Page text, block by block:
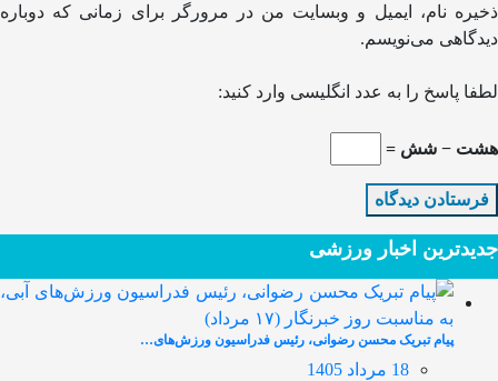
ذخیره نام، ایمیل و وبسایت من در مرورگر برای زمانی که دوباره
دیدگاهی می‌نویسم.
لطفا پاسخ را به عدد انگلیسی وارد کنید:
هشت − شش =
جدیدترین‌ اخبار ورزشی
پیام تبریک محسن رضوانی، رئیس فدراسیون ورزش‌های…
18 مرداد 1405